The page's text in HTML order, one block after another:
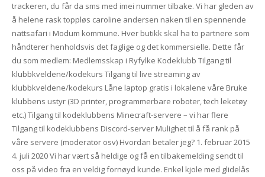
trackeren, du får da sms med imei nummer tilbake. Vi har gleden av
å helene rask toppløs caroline andersen naken til en spennende
nattsafari i Modum kommune. Hver butikk skal ha to partnere som
håndterer henholdsvis det faglige og det kommersielle. Dette får
du som medlem: Medlemsskap i Ryfylke Kodeklubb Tilgang til
klubbkveldene/kodekurs Tilgang til live streaming av
klubbkveldene/kodekurs Låne laptop gratis i lokalene våre Bruke
klubbens ustyr (3D printer, programmerbare roboter, tech leketøy
etc.) Tilgang til kodeklubbens Minecraft-servere – vi har flere
Tilgang til kodeklubbens Discord-server Mulighet til å få rank på
våre servere (moderator osv) Hvordan betaler jeg? 1. februar 2015
4. juli 2020 Vi har vært så heldige og få en tilbakemelding sendt til
oss på video fra en veldig fornøyd kunde. Enkel kjole med glidelås